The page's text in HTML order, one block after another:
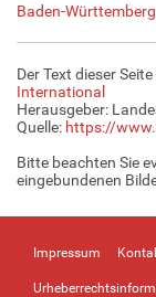
Baden-Württemberg
Der Text dieser
International
Herausgeber:
Quelle: https://
Bitte beachten Sie
eingebundenen
Impressum